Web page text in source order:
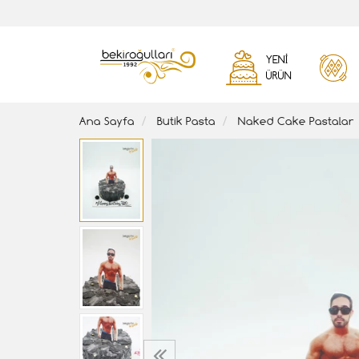
YENI
ÜRÜN
Ana Sayfa Butik Pasta Naked Cake Pastalar